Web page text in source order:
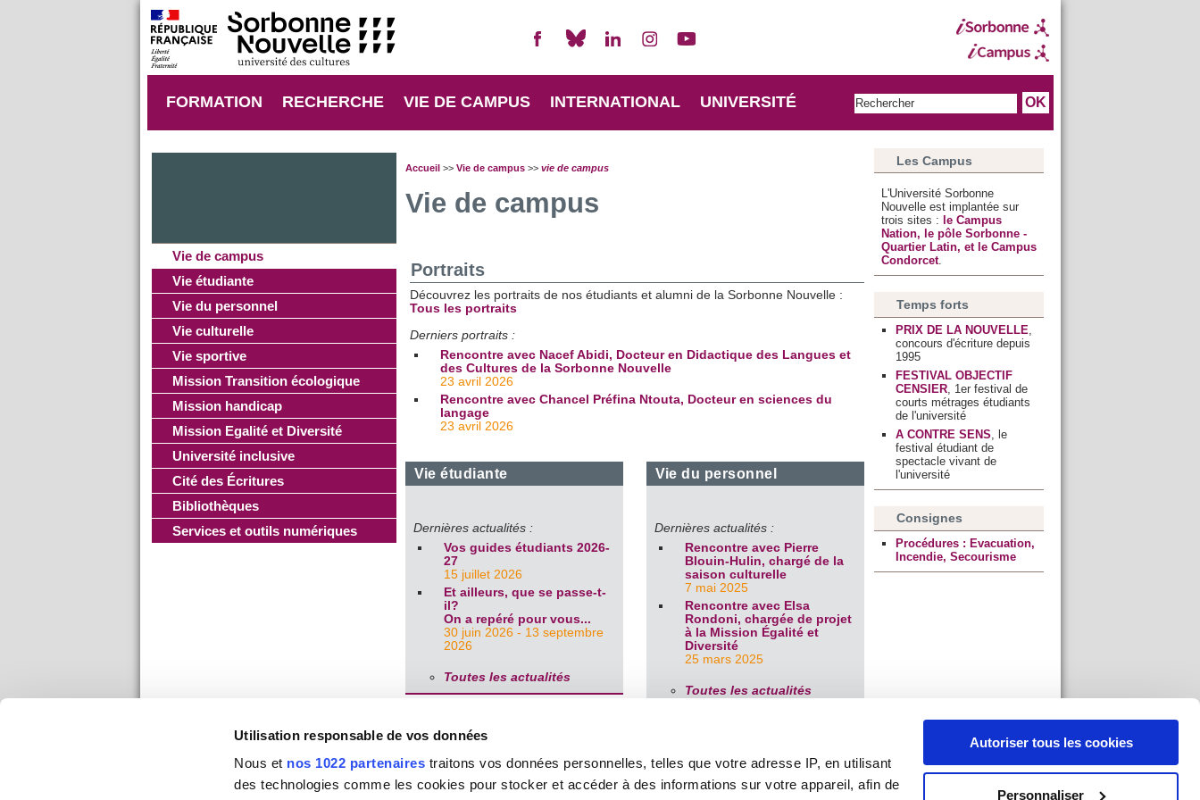
Utilisation responsable de vos données
Nous et nos 1022 partenaires traitons vos données personnelles, telles que votre adresse IP, en utilisant
des technologies comme les cookies pour stocker et accéder à des informations sur votre appareil, afin de
Autoriser tous les cookies
Personnaliser
FORMATION RECHERCHE VIE DE CAMPUS INTERNATIONAL UNIVERSITÉ
Vie de campus
Vie étudiante
Vie du personnel
Vie culturelle
Vie sportive
Mission Transition écologique
Mission handicap
Mission Egalité et Diversité
Université inclusive
Cité des Écritures
Bibliothèques
Services et outils numériques
Accueil>> Vie de campus>> vie de campus
Vie de campus
Portraits
Découvrez les portraits de nos étudiants et alumni de la Sorbonne Nouvelle :
Tous les portraits
Derniers portraits :
Rencontre avec Nacef Abidi, Docteur en Didactique des Langues et
des Cultures de la Sorbonne Nouvelle
23 avril 2026
Rencontre avec Chancel Préfina Ntouta, Docteur en sciences du
langage
23 avril 2026
Vie étudiante
Dernières actualités :
Vos guides étudiants 2026-
27
15 juillet 2026
Et ailleurs, que se passe-t-
il?
On a repéré pour vous...
30 juin 2026 - 13 septembre
2026
Toutes les actualités
Vie du personnel
Dernières actualités :
Rencontre avec Pierre
Blouin-Hulin, chargé de la
saison culturelle
7 mai 2025
Rencontre avec Elsa
Rondoni, chargée de projet
à la Mission Égalité et
Diversité
25 mars 2025
Toutes les actualités
Vie culturelle
Les Campus
L'Université Sorbonne
Nouvelle est implantée sur
trois sites : le Campus
Nation, le pôle Sorbonne -
Quartier Latin, et le Campus
Condorcet.
Temps forts
PRIX DE LA NOUVELLE
concours d'écriture depuis
1995
FESTIVAL OBJECTIF
CENSIER, 1er festival de
courts métrages étudiants
de l'université
A CONTRE SENS , le
festival étudiant de
spectacle vivant de
l'université
Consignes
Procédures : Evacuation,
Incendie, Secourisme